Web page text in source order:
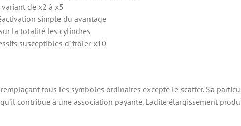
de x2 à x5
simple du avantage
la totalité les cylindres
susceptibles d’ frôler x10
tous les symboles ordinaires excepté le scatter. Sa
contribue à une association payante. Ladite élargissement